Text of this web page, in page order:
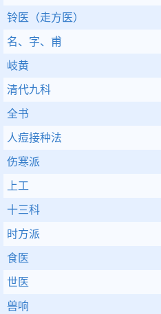
铃医（走方医）
名、字、甫
岐黄
清代九科
全书
人痘接种法
伤寒派
上工
十三科
时方派
食医
世医
兽响